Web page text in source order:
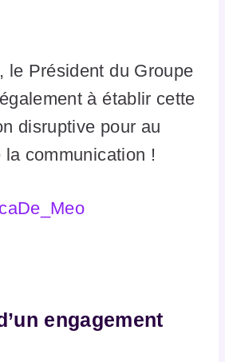
le Président du Groupe
à établir cette
disruptive pour au
communication !
engagement